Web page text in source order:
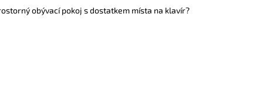
obývací pokoj s dostatkem místa na klavír?